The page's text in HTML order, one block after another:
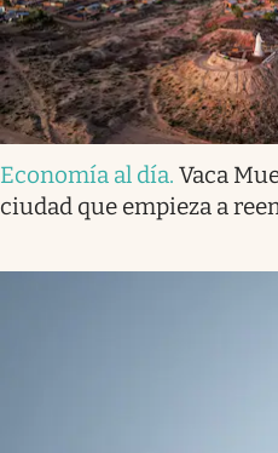
Economía al día. Vaca
ciudad que empieza a